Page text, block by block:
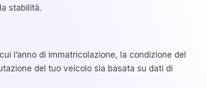
stabilità.
l’anno di immatricolazione, la condizione del
del tuo veicolo sia basata su dati di